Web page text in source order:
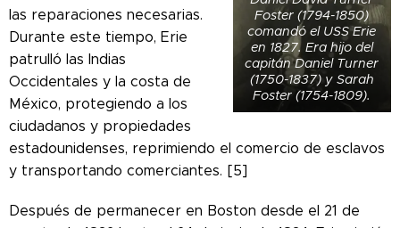
Foster (1794-1850)
comandó el USS Erie
en 1827. Era hijo del
capitán Daniel Turner
(1750-1837) y Sarah
Foster (1754-1809).
las reparaciones necesarias.
Durante este tiempo, Erie
patrulló las Indias
Occidentales y la costa de
México, protegiendo a los
ciudadanos y propiedades
estadounidenses, reprimiendo el comercio de esclavos
y transportando comerciantes. [5]
Después de permanecer en Boston desde el 21 de